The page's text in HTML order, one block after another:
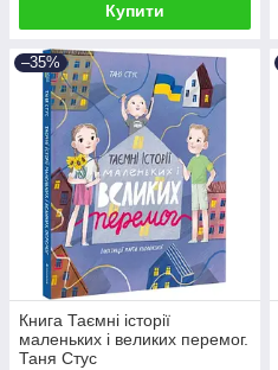
Купити
–35%
Книга Таємні історії
маленьких і великих перемог.
Таня Стус